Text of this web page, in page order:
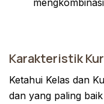
Karakteristik
Ketahui Kelas dan
dan yang paling